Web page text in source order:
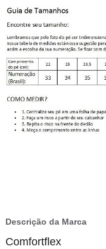
Descrição da Marca
Comfortflex